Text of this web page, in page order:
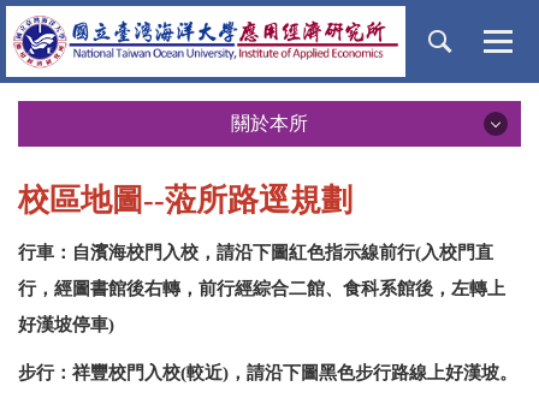
跳
到
主
要
容
關於本所
本所願景
校區地圖--蒞所路逕規劃
行車：自濱海校門入校，請沿下圖紅色指示線前行(入校門直
行，經圖書館後右轉，前行經綜合二館、食科系館後，左轉上
好漢坡停車)
步行：祥豐校門入校(較近)，請沿下圖黑色步行路線上好漢坡。